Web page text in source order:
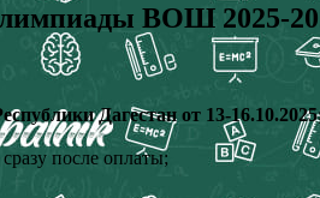
ВОШ 2025-
Дагестан от 13-
после оплаты;